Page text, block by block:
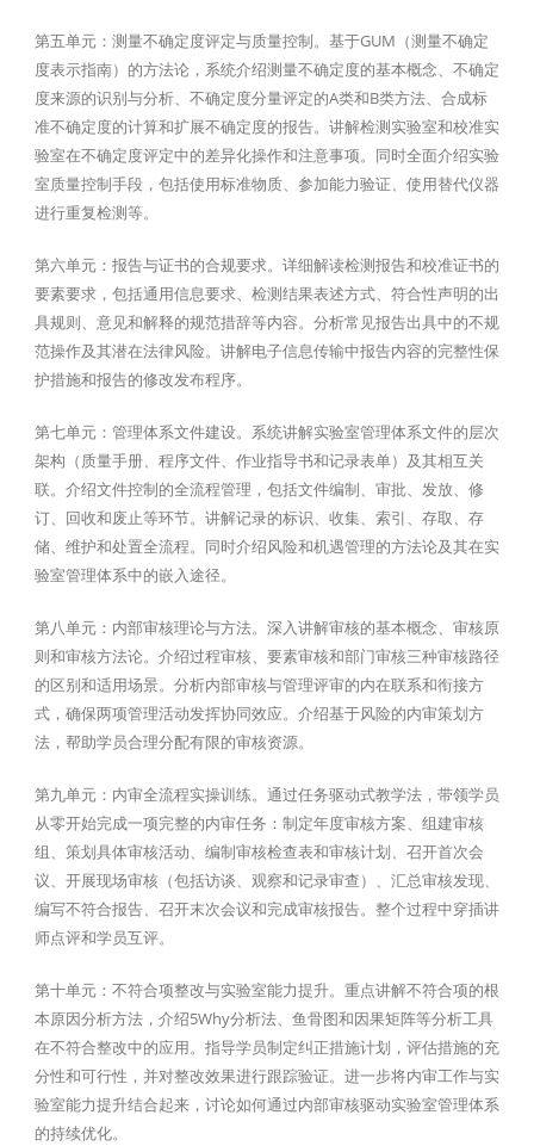
第五单元：测量不确定度评定与质量控制。基于GUM（测量不确定
度表示指南）的方法论，系统介绍测量不确定度的基本概念、不确定
度来源的识别与分析、不确定度分量评定的A类和B类方法、合成标
准不确定度的计算和扩展不确定度的报告。讲解检测实验室和校准实
验室在不确定度评定中的差异化操作和注意事项。同时全面介绍实验
室质量控制手段，包括使用标准物质、参加能力验证、使用替代仪器
进行重复检测等。
第六单元：报告与证书的合规要求。详细解读检测报告和校准证书的
要素要求，包括通用信息要求、检测结果表述方式、符合性声明的出
具规则、意见和解释的规范措辞等内容。分析常见报告出具中的不规
范操作及其潜在法律风险。讲解电子信息传输中报告内容的完整性保
护措施和报告的修改发布程序。
第七单元：管理体系文件建设。系统讲解实验室管理体系文件的层次
架构（质量手册、程序文件、作业指导书和记录表单）及其相互关
联。介绍文件控制的全流程管理，包括文件编制、审批、发放、修
订、回收和废止等环节。讲解记录的标识、收集、索引、存取、存
储、维护和处置全流程。同时介绍风险和机遇管理的方法论及其在实
验室管理体系中的嵌入途径。
第八单元：内部审核理论与方法。深入讲解审核的基本概念、审核原
则和审核方法论。介绍过程审核、要素审核和部门审核三种审核路径
的区别和适用场景。分析内部审核与管理评审的内在联系和衔接方
式，确保两项管理活动发挥协同效应。介绍基于风险的内审策划方
法，帮助学员合理分配有限的审核资源。
第九单元：内审全流程实操训练。通过任务驱动式教学法，带领学员
从零开始完成一项完整的内审任务：制定年度审核方案、组建审核
组、策划具体审核活动、编制审核检查表和审核计划、召开首次会
议、开展现场审核（包括访谈、观察和记录审查）、汇总审核发现、
编写不符合报告、召开末次会议和完成审核报告。整个过程中穿插讲
师点评和学员互评。
第十单元：不符合项整改与实验室能力提升。重点讲解不符合项的根
本原因分析方法，介绍5Why分析法、鱼骨图和因果矩阵等分析工具
在不符合整改中的应用。指导学员制定纠正措施计划，评估措施的充
分性和可行性，并对整改效果进行跟踪验证。进一步将内审工作与实
验室能力提升结合起来，讨论如何通过内部审核驱动实验室管理体系
的持续优化。